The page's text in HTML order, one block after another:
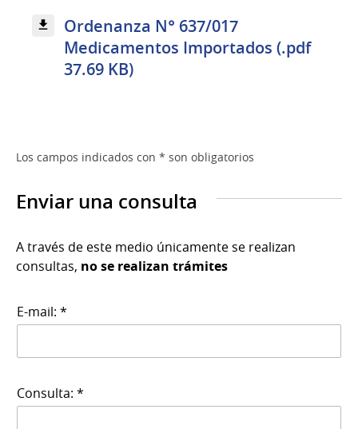
Ordenanza N° 637/017
Medicamentos Importados (.pdf
37.69 KB)
Los campos indicados con * son obligatorios
Enviar una consulta
A través de este medio únicamente se realizan
consultas, no se realizan trámites
E-mail: *
Consulta: *